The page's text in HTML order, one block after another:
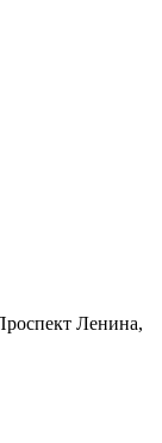
Ленина,